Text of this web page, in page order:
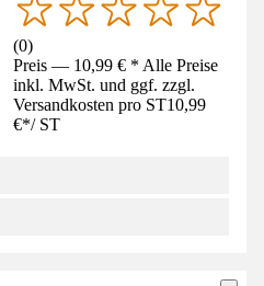
(0)
Preis — 10,99 € * Alle Preise
inkl. MwSt. und ggf. zzgl.
Versandkosten pro ST10,99
€*/ ST